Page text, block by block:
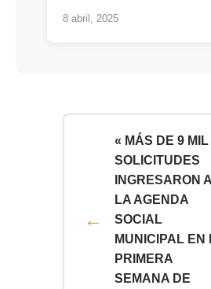
8 abril, 2025
« MÁS DE 9 MIL
SOLICITUDES
INGRESARON A
LA AGENDA
SOCIAL
MUNICIPAL EN
PRIMERA
SEMANA DE